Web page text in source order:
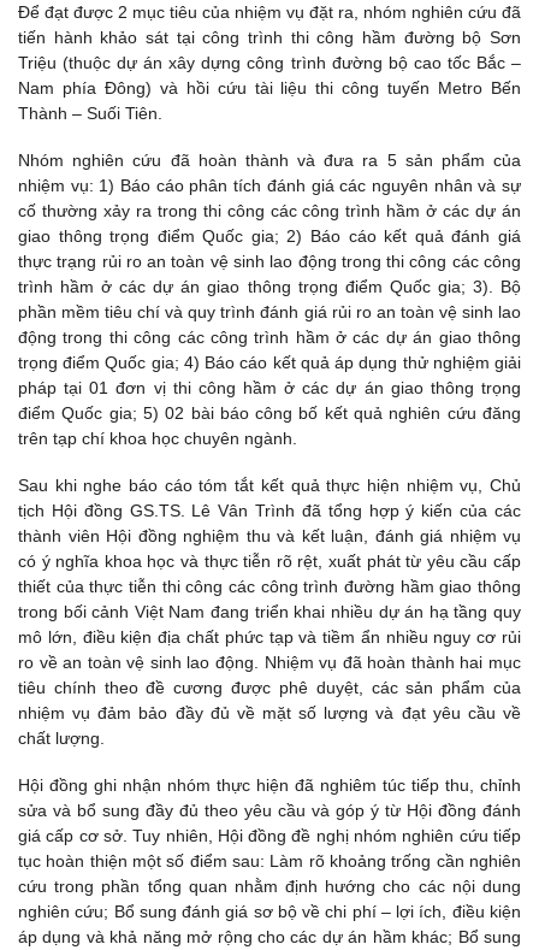
Để đạt được 2 mục tiêu của nhiệm vụ đặt ra, nhóm nghiên cứu đã
tiến hành khảo sát tại công trình thi công hầm đường bộ Sơn
Triệu (thuộc dự án xây dựng công trình đường bộ cao tốc Bắc –
Nam phía Đông) và hồi cứu tài liệu thi công tuyến Metro Bến
Thành – Suối Tiên.
Nhóm nghiên cứu đã hoàn thành và đưa ra 5 sản phẩm của
nhiệm vụ: 1) Báo cáo phân tích đánh giá các nguyên nhân và sự
cố thường xảy ra trong thi công các công trình hầm ở các dự án
giao thông trọng điểm Quốc gia; 2) Báo cáo kết quả đánh giá
thực trạng rủi ro an toàn vệ sinh lao động trong thi công các công
trình hầm ở các dự án giao thông trọng điểm Quốc gia; 3). Bộ
phần mềm tiêu chí và quy trình đánh giá rủi ro an toàn vệ sinh lao
động trong thi công các công trình hầm ở các dự án giao thông
trọng điểm Quốc gia; 4) Báo cáo kết quả áp dụng thử nghiệm giải
pháp tại 01 đơn vị thi công hầm ở các dự án giao thông trọng
điểm Quốc gia; 5) 02 bài báo công bố kết quả nghiên cứu đăng
trên tạp chí khoa học chuyên ngành.
Sau khi nghe báo cáo tóm tắt kết quả thực hiện nhiệm vụ, Chủ
tịch Hội đồng GS.TS. Lê Vân Trình đã tổng hợp ý kiến của các
thành viên Hội đồng nghiệm thu và kết luận, đánh giá nhiệm vụ
có ý nghĩa khoa học và thực tiễn rõ rệt, xuất phát từ yêu cầu cấp
thiết của thực tiễn thi công các công trình đường hầm giao thông
trong bối cảnh Việt Nam đang triển khai nhiều dự án hạ tầng quy
mô lớn, điều kiện địa chất phức tạp và tiềm ẩn nhiều nguy cơ rủi
ro về an toàn vệ sinh lao động. Nhiệm vụ đã hoàn thành hai mục
tiêu chính theo đề cương được phê duyệt, các sản phẩm của
nhiệm vụ đảm bảo đầy đủ về mặt số lượng và đạt yêu cầu về
chất lượng.
Hội đồng ghi nhận nhóm thực hiện đã nghiêm túc tiếp thu, chỉnh
sửa và bổ sung đầy đủ theo yêu cầu và góp ý từ Hội đồng đánh
giá cấp cơ sở. Tuy nhiên, Hội đồng đề nghị nhóm nghiên cứu tiếp
tục hoàn thiện một số điểm sau: Làm rõ khoảng trống cần nghiên
cứu trong phần tổng quan nhằm định hướng cho các nội dung
nghiên cứu; Bổ sung đánh giá sơ bộ về chi phí – lợi ích, điều kiện
áp dụng và khả năng mở rộng cho các dự án hầm khác; Bổ sung